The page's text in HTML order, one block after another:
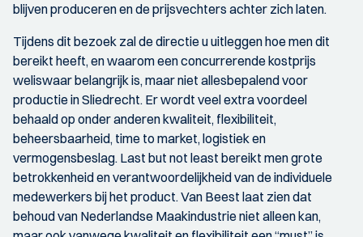
blijven produceren en de prijsvechters achter zich laten.
Tijdens dit bezoek zal de directie u uitleggen hoe men dit
bereikt heeft, en waarom een concurrerende kostprijs
weliswaar belangrijk is, maar niet allesbepalend voor
productie in Sliedrecht. Er wordt veel extra voordeel
behaald op onder anderen kwaliteit, flexibiliteit,
beheersbaarheid, time to market, logistiek en
vermogensbeslag. Last but not least bereikt men grote
betrokkenheid en verantwoordelijkheid van de individuele
medewerkers bij het product. Van Beest laat zien dat
behoud van Nederlandse Maakindustrie niet alleen kan,